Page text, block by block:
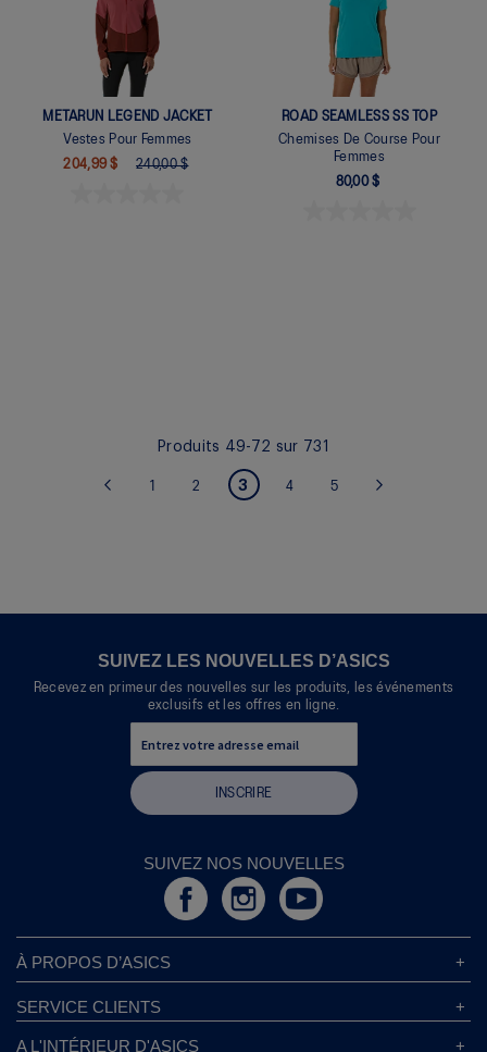
METARUN LEGEND JACKET
Vestes Pour Femmes
204,99 $
240,00 $
ROAD SEAMLESS SS TOP
Chemises De Course Pour
Femmes
80,00 $
Produits 49- 72 sur 731
PAGE
Page Page
2
Vous lisez actuellement
3 Page
4 Page
5
SUIVEZ LES NOUVELLES D’ASICS
Recevez en primeur des nouvelles sur les produits, les événements
exclusifs et les offres en ligne.
INSCRIRE
SUIVEZ NOS NOUVELLES
À PROPOS D’ASICS
Responsabilités d’entreprise
Politique de Confidentialité
SERVICE CLIENTS
Magasins ASICS
A L'INTÉRIEUR D'ASICS